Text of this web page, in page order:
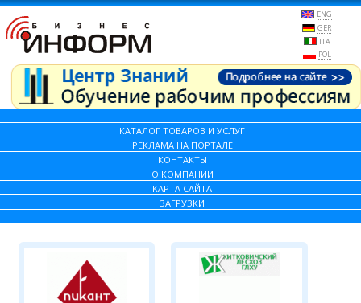
ENG
GER
ITA
POL
КАТАЛОГ ТОВАРОВ И УСЛУГ
РЕКЛАМА НА ПОРТАЛЕ
КОНТАКТЫ
О КОМПАНИИ
КАРТА САЙТА
ЗАГРУЗКИ